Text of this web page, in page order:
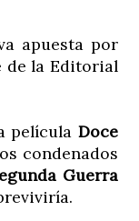
apuesta por
de la Editorial
películaDoce
condenados
Guerra